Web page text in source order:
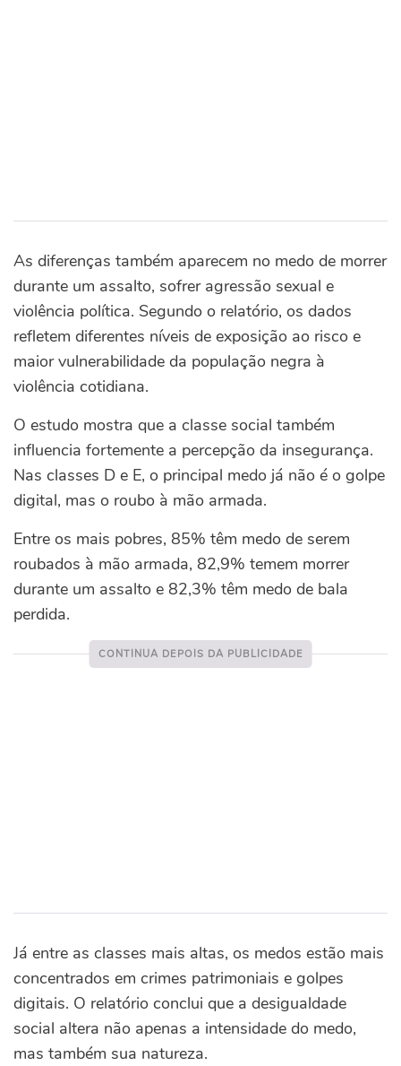
As diferenças também aparecem no medo de morrer
durante um assalto, sofrer agressão sexual e
violência política. Segundo o relatório, os dados
refletem diferentes níveis de exposição ao risco e
maior vulnerabilidade da população negra à
violência cotidiana.
O estudo mostra que a classe social também
influencia fortemente a percepção da insegurança.
Nas classes D e E, o principal medo já não é o golpe
digital, mas o roubo à mão armada.
Entre os mais pobres, 85% têm medo de serem
roubados à mão armada, 82,9% temem morrer
durante um assalto e 82,3% têm medo de bala
perdida.
Já entre as classes mais altas, os medos estão mais
concentrados em crimes patrimoniais e golpes
digitais. O relatório conclui que a desigualdade
social altera não apenas a intensidade do medo,
mas também sua natureza.